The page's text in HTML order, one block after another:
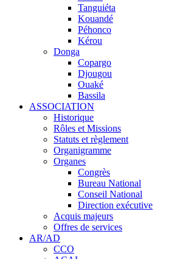
Tanguiéta
Kouandé
Péhonco
Kérou
Donga
Copargo
Djougou
Ouaké
Bassila
ASSOCIATION
Historique
Rôles et Missions
Statuts et règlement
Organigramme
Organes
Congrès
Bureau National
Conseil National
Direction exécutive
Acquis majeurs
Offres de services
AR/AD
CCO